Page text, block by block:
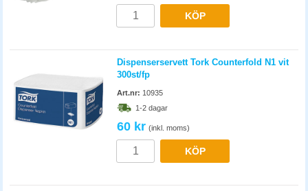
KÖP
Dispenserservett Tork Counterfold N1 vit
300st/fp
Art.nr: 10935
1-2 dagar
60 kr (inkl. moms)
KÖP